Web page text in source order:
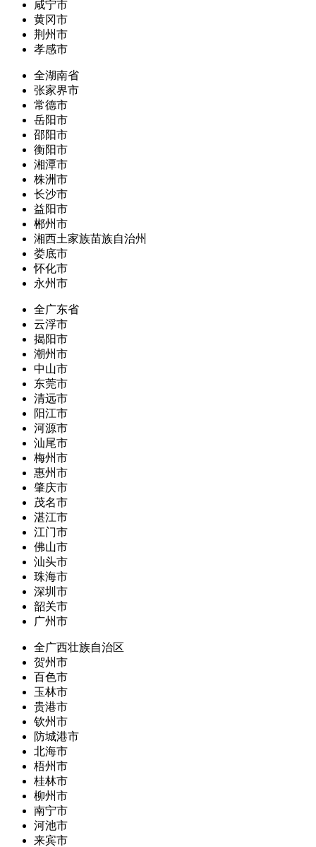
咸宁市
黄冈市
荆州市
孝感市
全湖南省
张家界市
常德市
岳阳市
邵阳市
衡阳市
湘潭市
株洲市
长沙市
益阳市
郴州市
湘西土家族苗族自治州
娄底市
怀化市
永州市
全广东省
云浮市
揭阳市
潮州市
中山市
东莞市
清远市
阳江市
河源市
汕尾市
梅州市
惠州市
肇庆市
茂名市
湛江市
江门市
佛山市
汕头市
珠海市
深圳市
韶关市
广州市
全广西壮族自治区
贺州市
百色市
玉林市
贵港市
钦州市
防城港市
北海市
梧州市
桂林市
柳州市
南宁市
河池市
来宾市